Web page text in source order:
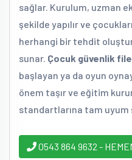
sağlar. Kurulum, uzman
şekilde yapılır ve
herhangi bir tehdit
sunar. Çocuk güvenlik
başlayan ya da oyun
önem taşır ve eğitim
standartlarına tam uyum
0543 864 9632 -